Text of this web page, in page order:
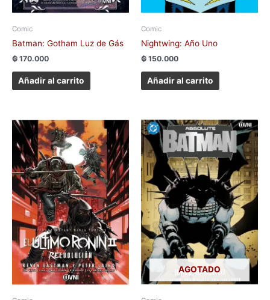
Comic
Batman: Gotham Luz de Gás
₲ 170.000
Añadir al carrito
Comic
Nightwing: Año Uno
₲ 150.000
Añadir al carrito
AGOTADO